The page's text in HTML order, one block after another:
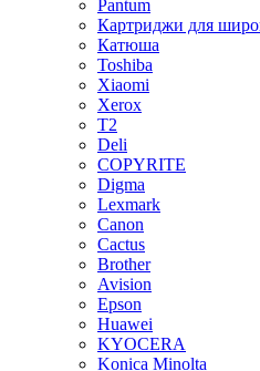
Pantum
Картриджи для
Катюша
Toshiba
Xiaomi
Xerox
T2
Deli
COPYRITE
Digma
Lexmark
Canon
Cactus
Brother
Avision
Epson
Huawei
KYOCERA
Konica Minolta